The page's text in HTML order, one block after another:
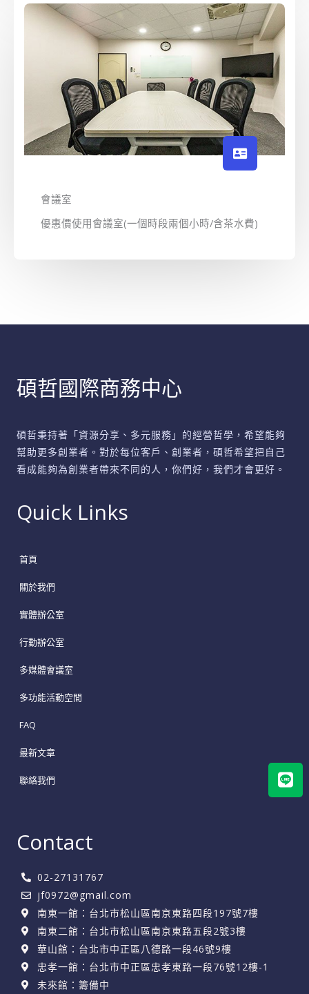
會議室
優惠價使用會議室(一個時段兩個小時/含茶水費)
碩哲國際商務中心
碩哲秉持著「資源分享、多元服務」的經營哲學，希望能夠
幫助更多創業者。對於每位客戶、創業者，碩哲希望把自己
看成能夠為創業者帶來不同的人，你們好，我們才會更好。
Quick Links
首頁
關於我們
實體辦公室
行動辦公室
多媒體會議室
多功能活動空間
FAQ
最新文章
聯絡我們
Contact
02-27131767
jf0972@gmail.com
南東一館：台北市松山區南京東路四段197號7樓
南東二館：台北市松山區南京東路五段2號3樓
華山館：台北市中正區八德路一段46號9樓
忠孝一館：台北市中正區忠孝東路一段76號12樓-1
未來館：籌備中